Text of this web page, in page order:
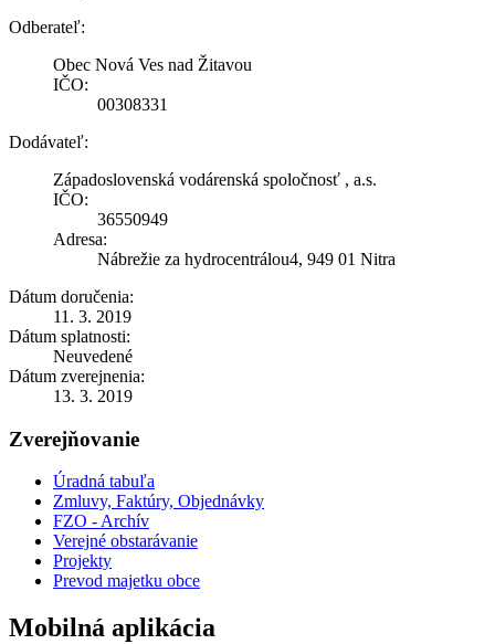
Odberateľ:
Obec Nová Ves nad Žitavou
IČO:
00308331
Dodávateľ:
Západoslovenská vodárenská spoločnosť , a.s.
IČO:
36550949
Adresa:
Nábrežie za hydrocentrálou4, 949 01 Nitra
Dátum doručenia:
11. 3. 2019
Dátum splatnosti:
Neuvedené
Dátum zverejnenia:
13. 3. 2019
Zverejňovanie
Úradná tabuľa
Zmluvy, Faktúry, Objednávky
FZO - Archív
Verejné obstarávanie
Projekty
Prevod majetku obce
Mobilná aplikácia